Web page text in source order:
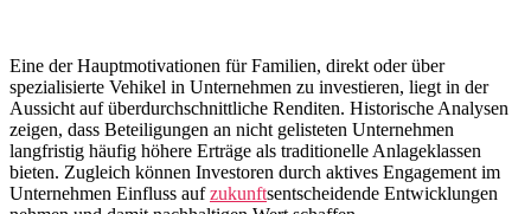
Eine der Hauptmotivationen für Familien, direkt oder über
spezialisierte Vehikel in Unternehmen zu investieren, liegt in der
Aussicht auf überdurchschnittliche Renditen. Historische Analysen
zeigen, dass Beteiligungen an nicht gelisteten Unternehmen
langfristig häufig höhere Erträge als traditionelle Anlageklassen
bieten. Zugleich können Investoren durch aktives Engagement im
Unternehmen Einfluss aufzukunftsentscheidende Entwicklungen